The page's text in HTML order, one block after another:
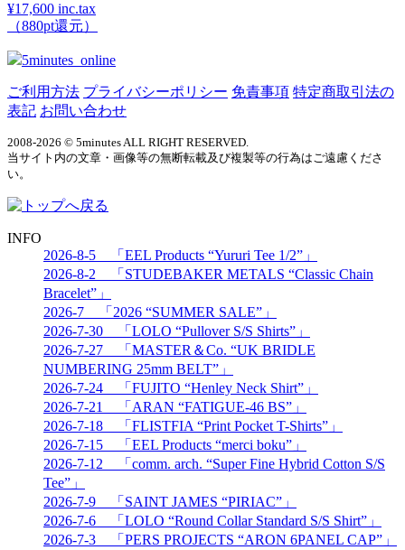
¥17,600 inc.tax
（880pt還元）
5minutes_online
ご利用方法 プライバシーポリシー 免責事項 特定商取引法の
表記 お問い合わせ
2008-2026 © 5minutes ALL RIGHT RESERVED.
当サイト内の文章・画像等の無断転載及び複製等の行為はご遠慮くださ
い。
INFO
2026-8-5 「EEL Products “Yururi Tee 1/2”」
2026-8-2 「STUDEBAKER METALS “Classic Chain
Bracelet”」
2026-7 「2026 “SUMMER SALE”」
2026-7-30 「LOLO “Pullover S/S Shirts”」
2026-7-27 「MASTER＆Co. “UK BRIDLE
NUMBERING 25mm BELT”」
2026-7-24 「FUJITO “Henley Neck Shirt”」
2026-7-21 「ARAN “FATIGUE-46 BS”」
2026-7-18 「FLISTFIA “Print Pocket T-Shirts”」
2026-7-15 「EEL Products “merci boku”」
2026-7-12 「comm. arch. “Super Fine Hybrid Cotton S/S
Tee”」
2026-7-9 「SAINT JAMES “PIRIAC”」
2026-7-6 「LOLO “Round Collar Standard S/S Shirt”」
2026-7-3 「PERS PROJECTS “ARON 6PANEL CAP”」